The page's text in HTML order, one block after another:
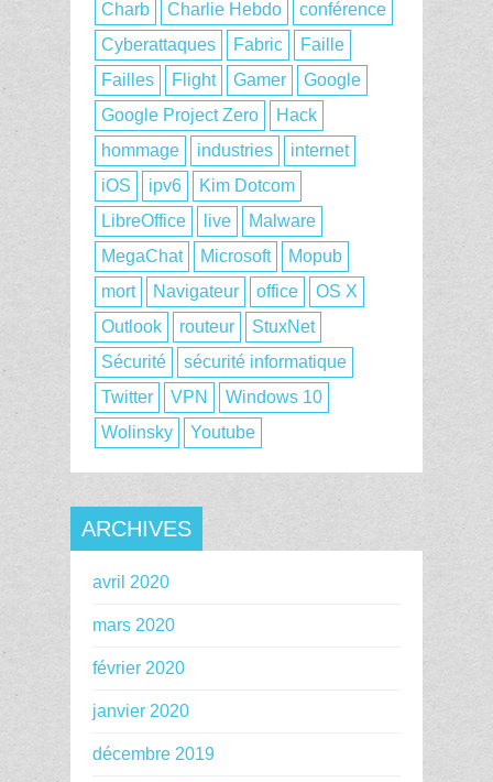
Charb Charlie Hebdo
conférence
Cyberattaques
Fabric
Faille
Failles
Flight Gamer
Google
Google Project Zero
Hack
hommage
industries
internet
iOS
ipv6
Kim Dotcom
LibreOffice
live
Malware
MegaChat
Microsoft
Mopub
mort
Navigateur office
OS X
Outlook
routeur
StuxNet
Sécurité
sécurité informatique
Twitter
VPN
Windows 10
Wolinsky
Youtube
ARCHIVES
avril 2020
mars 2020
février 2020
janvier 2020
décembre 2019